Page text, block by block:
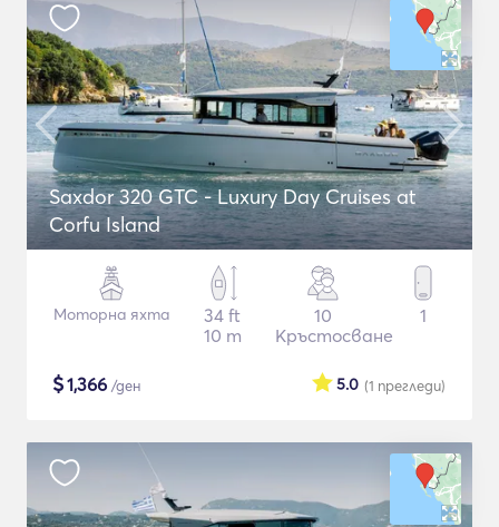
Saxdor 320 GTC - Luxury Day Cruises at
Corfu Island
Моторна яхта
34 ft
10 m
10
Кръстосване
1
$1,366 /ден (1 прегледи)
5.0